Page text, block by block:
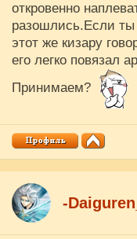
откровенно
разошлись.Если ты
этот же кизару
его легко повязал
Принимаем?
-